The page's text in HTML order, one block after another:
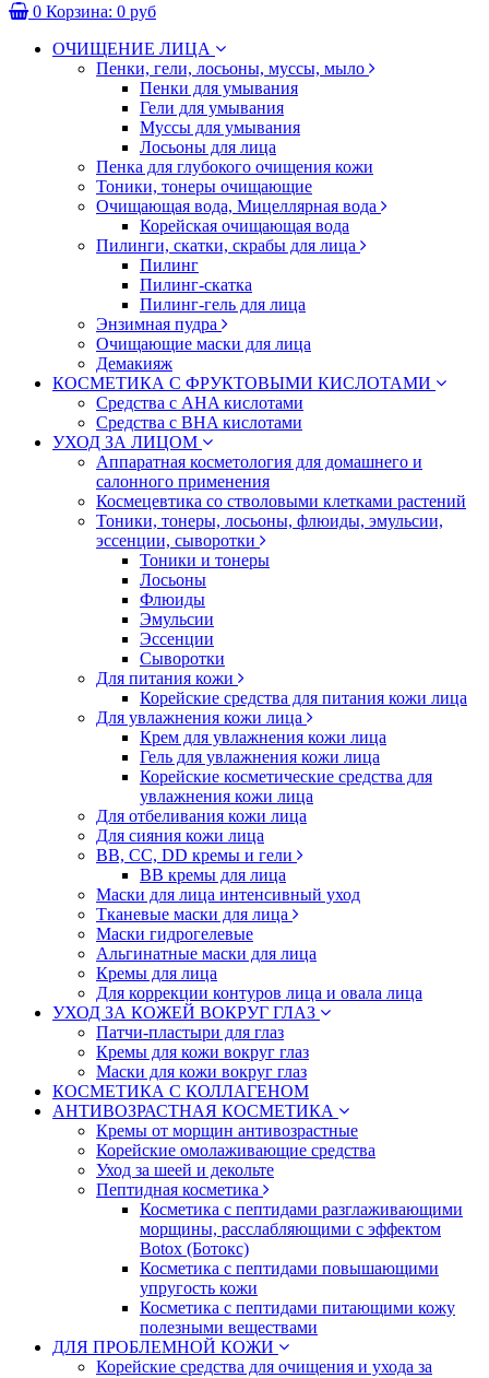
0 Корзина: 0 руб
ОЧИЩЕНИЕ ЛИЦА
Пенки, гели, лосьоны, муссы, мыло
Пенки для умывания
Гели для умывания
Муссы для умывания
Лосьоны для лица
Пенка для глубокого очищения кожи
Тоники, тонеры очищающие
Очищающая вода, Мицеллярная вода
Корейская очищающая вода
Пилинги, скатки, скрабы для лица
Пилинг
Пилинг-скатка
Пилинг-гель для лица
Энзимная пудра
Очищающие маски для лица
Демакияж
КОСМЕТИКА С ФРУКТОВЫМИ КИСЛОТАМИ
Средства с AHA кислотами
Средства с BHA кислотами
УХОД ЗА ЛИЦОМ
Аппаратная косметология для домашнего и
салонного применения
Космецевтика со стволовыми клетками растений
Тоники, тонеры, лосьоны, флюиды, эмульсии,
эссенции, сыворотки
Тоники и тонеры
Лосьоны
Флюиды
Эмульсии
Эссенции
Сыворотки
Для питания кожи
Корейские средства для питания кожи лица
Для увлажнения кожи лица
Крем для увлажнения кожи лица
Гель для увлажнения кожи лица
Корейские косметические средства для
увлажнения кожи лица
Для отбеливания кожи лица
Для сияния кожи лица
BB, CC, DD кремы и гели
BB кремы для лица
Маски для лица интенсивный уход
Тканевые маски для лица
Маски гидрогелевые
Альгинатные маски для лица
Кремы для лица
Для коррекции контуров лица и овала лица
УХОД ЗА КОЖЕЙ ВОКРУГ ГЛАЗ
Патчи-пластыри для глаз
Кремы для кожи вокруг глаз
Маски для кожи вокруг глаз
КОСМЕТИКА С КОЛЛАГЕНОМ
АНТИВОЗРАСТНАЯ КОСМЕТИКА
Кремы от морщин антивозрастные
Корейские омолаживающие средства
Уход за шеей и декольте
Пептидная косметика
Косметика с пептидами разглаживающими
морщины, расслабляющими с эффектом
Botox (Ботокс)
Косметика с пептидами повышающими
упругость кожи
Косметика с пептидами питающими кожу
полезными веществами
ДЛЯ ПРОБЛЕМНОЙ КОЖИ
Корейские средства для очищения и ухода за